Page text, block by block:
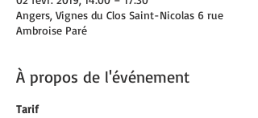
Angers, Vignes du Clos Saint-Nicolas 6 rue
Ambroise Paré
À propos de l'événement
Tarif